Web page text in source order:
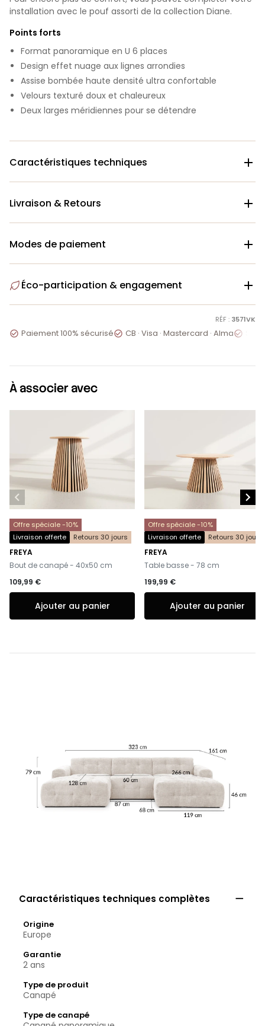
installation avec le pouf assorti de la collection Diane.
Points forts
Format panoramique en U 6 places
Design effet nuage aux lignes arrondies
Assise bombée haute densité ultra confortable
Velours texturé doux et chaleureux
Deux larges méridiennes pour se détendre
Caractéristiques techniques 
Livraison & Retours 
Modes de paiement 
Éco-participation & engagement 
RÉF : 3571VK
 Paiement 100% sécurisé CB · Visa · Mastercard · Alma
À associer avec
Offre spéciale -10%
Livraison offerte
Retours 30 jours
FREYA
-
Bout de canapé - 40x50 cm
109,99 €
Ajouter au panier
Offre spéciale -10%
Livraison offerte
Retours 30 jours
FREYA
-
Table basse - 78 cm
199,99 €
Ajouter au panier
 
Caractéristiques techniques complètes 
Origine
Europe
Garantie
2 ans
Type de produit
Canapé
Type de canapé